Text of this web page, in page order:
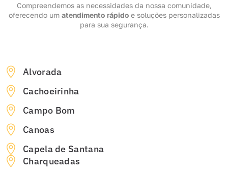
Compreendemos as necessidades da nossa comunidade,
oferecendo um atendimento rápidoe soluções personalizadas
para sua segurança.
Alvorada
Cachoeirinha
Campo Bom
Canoas
Capela de Santana
Charqueadas